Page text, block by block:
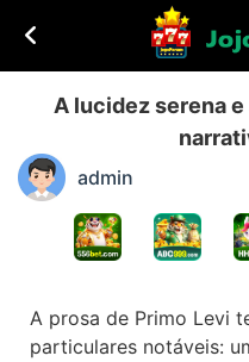
A lucidez serena
admin
A prosa de Primo Levi
particulares notáveis: